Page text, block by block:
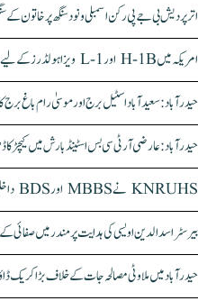
اتر پردیش بی جے پی رکن اسمبلی ونود سنگھ پر خاتون کے
امریکہ میں H-1B اور L-1 ویزا ہولڈرز کے لیے بڑی راحت، اب ملک چھوڑے بغیر ویزا تجدید ممکن
حیدرآباد: سعیدآباد اسٹیل برج اور موسیٰ رام باغ برج
حیدرآباد: عارضی آر ٹی سی بس اسٹینڈ بارش میں کیچڑ
KNRUHS نے MBBS اور BDS داخلوں کا نوٹیفکیشن جاری کر دیا
بیرسٹر اسدالدین اویسی کی ہدایت پر مندر میں صفائی
حیدرآباد میں ملاوٹی مصالحہ جات کے خلاف بڑا کریک ڈاؤن، 25 ٹن سے زائد مصالحے ضبط،